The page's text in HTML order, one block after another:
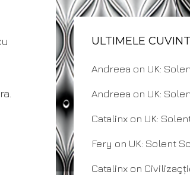
ULTIMELE
Andreea on UK:
Andreea on UK:
Catalinx on UK:
Fery on UK: Solent
Catalinx on